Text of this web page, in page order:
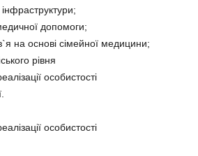
допомоги;
на основі сімейної медицини;
рівня
особистості
особистості